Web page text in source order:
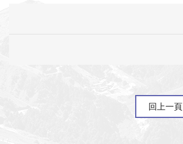
回上一頁